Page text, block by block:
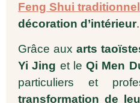
Feng Shui traditionnel
décoration d’intérieur.
Grâce auxarts
Yi Jing et le Qi Men
particuliers et
transformation de